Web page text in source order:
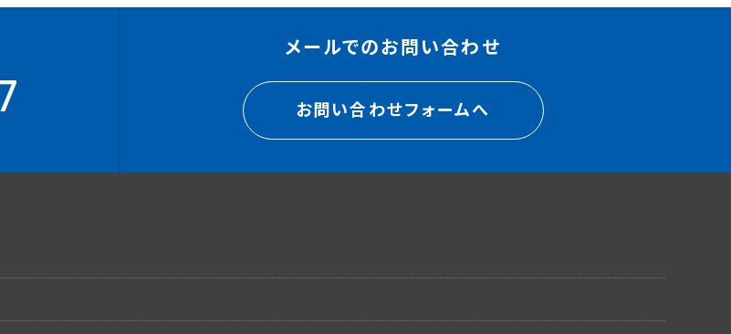
メールでのお問い合わせ
お問い合わせフォームへ